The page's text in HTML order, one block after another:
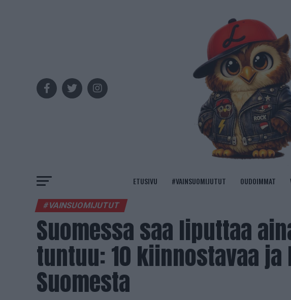
ETUSIVU #VAINSUOMIJUTUT OUDOIMMAT
#VAINSUOMIJUTUT
Suomessa saa liputtaa
tuntuu: 10 kiinnostavaa ja
Suomesta